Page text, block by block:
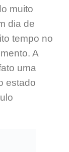
muito
dia de
tempo no
A
uma
estado